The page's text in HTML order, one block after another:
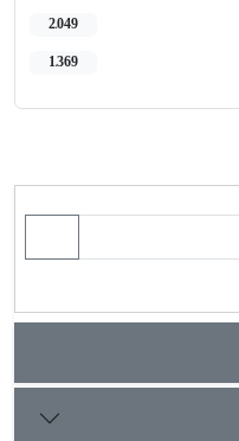
2,049
1,369